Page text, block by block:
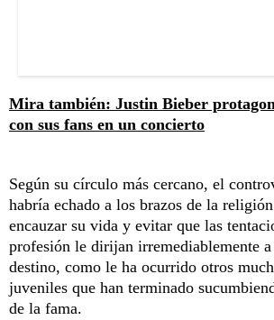
Mira también: Justin Bieber
con sus fans en un concierto
Según su círculo más cercano, el
habría echado a los brazos de la
encauzar su vida y evitar que las
profesión le dirijan irremediablemente
destino, como le ha ocurrido otros
juveniles que han terminado
de la fama.